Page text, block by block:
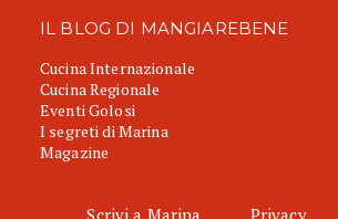
IL BLOG DI MANGIAREBENE
Cucina Internazionale
Cucina Regionale
Eventi Golosi
I segreti di Marina
Magazine
Scrivi a Marina Privacy